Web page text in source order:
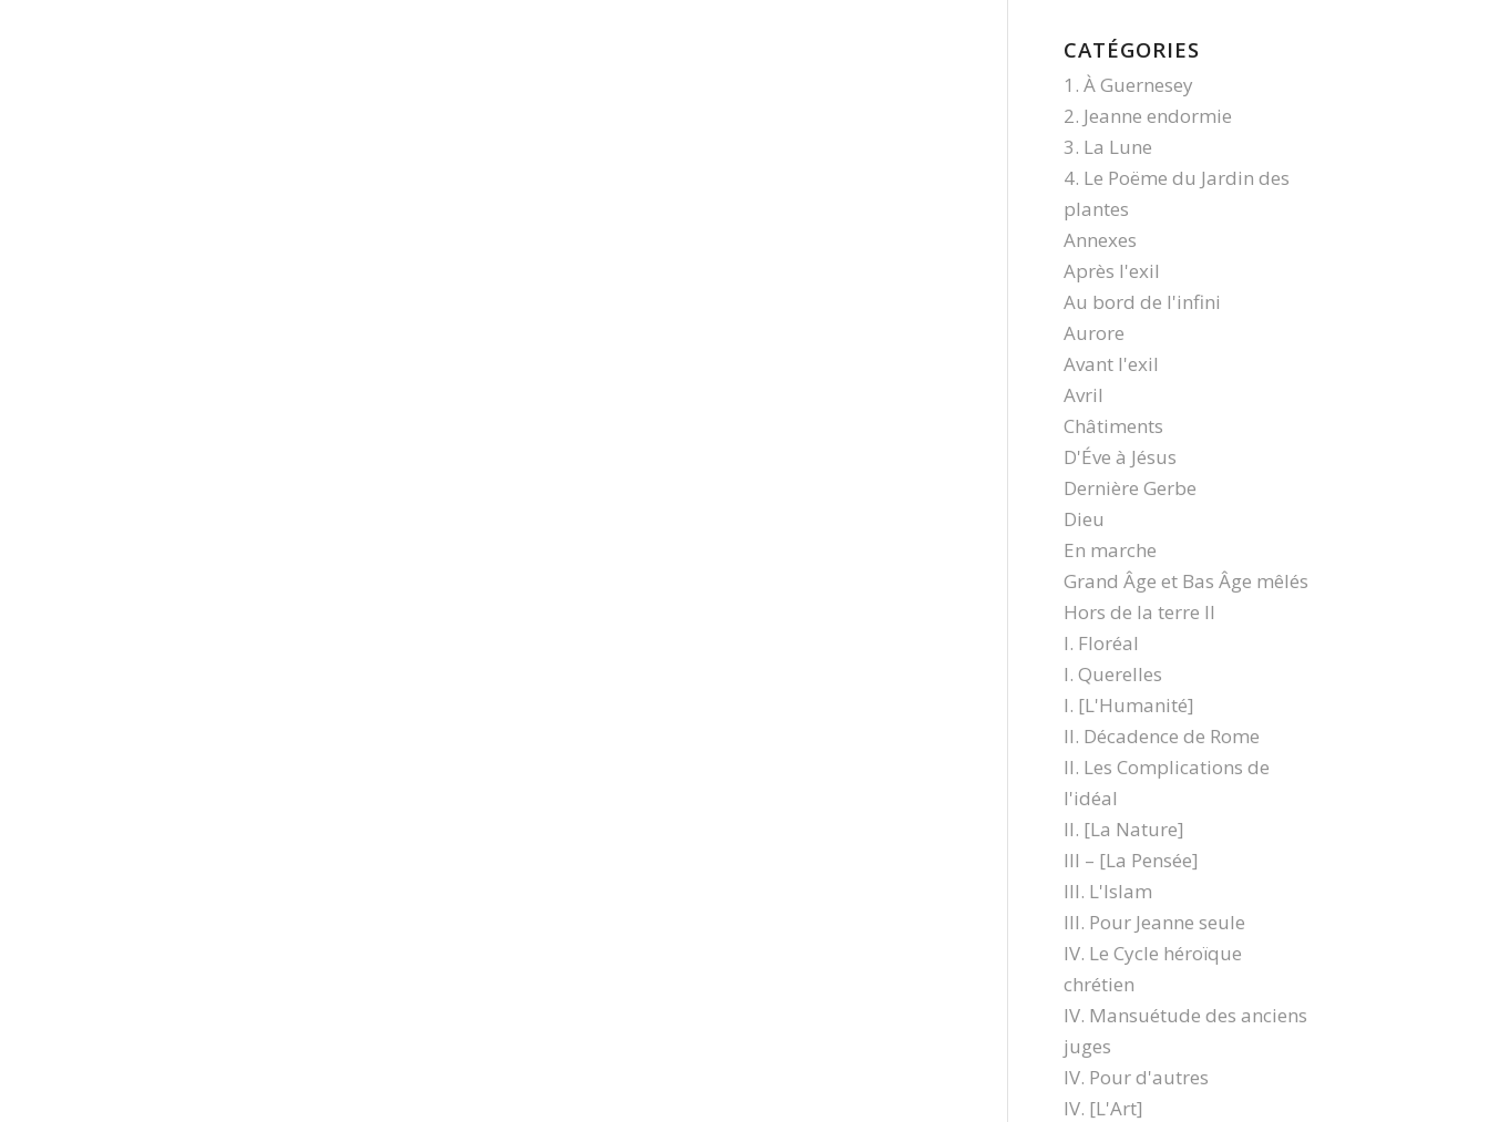
CATÉGORIES
1. À Guernesey
2. Jeanne endormie
3. La Lune
4. Le Poëme du Jardin des
plantes
Annexes
Après l'exil
Au bord de l'infini
Aurore
Avant l'exil
Avril
Châtiments
D'Éve à Jésus
Dernière Gerbe
Dieu
En marche
Grand Âge et Bas Âge mêlés
Hors de la terre II
I. Floréal
I. Querelles
I. [L'Humanité]
II. Décadence de Rome
II. Les Complications de
l'idéal
II. [La Nature]
III – [La Pensée]
III. L'Islam
III. Pour Jeanne seule
IV. Le Cycle héroïque
chrétien
IV. Mansuétude des anciens
juges
IV. Pour d'autres
IV. [L'Art]